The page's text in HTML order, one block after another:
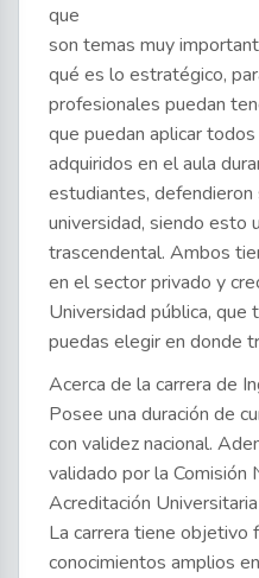
que
son temas muy
qué es lo estratégico,
profesionales puedan
que puedan aplicar
adquiridos en el aula
estudiantes,
universidad, siendo esto
trascendental. Ambos
en el sector privado y
Universidad pública, que
puedas elegir en donde
Acerca de la carrera de
Posee una duración de
con validez nacional.
validado por la Comisión
Acreditación
La carrera tiene objetivo
conocimientos amplios